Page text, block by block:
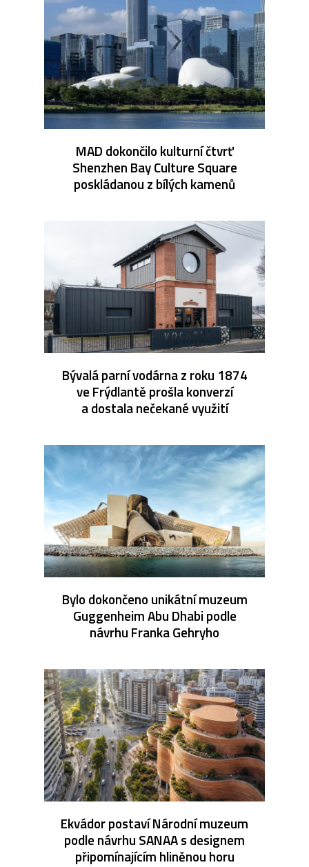
MAD dokončilo kulturní čtvrť
Shenzhen Bay Culture Square
poskládanou z bílých kamenů
Bývalá parní vodárna z roku 1874
ve Frýdlantě prošla konverzí
a dostala nečekané využití
Bylo dokončeno unikátní muzeum
Guggenheim Abu Dhabi podle
návrhu Franka Gehryho
Ekvádor postaví Národní muzeum
podle návrhu SANAA s designem
připomínajícím hliněnou horu